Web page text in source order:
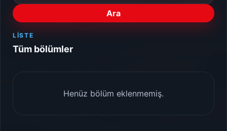
Ara
LISTE
Tüm bölümler
Henüz bölüm eklenmemiş.